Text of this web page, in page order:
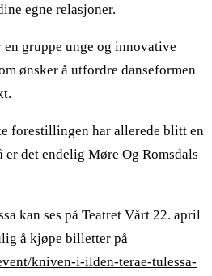
egne relasjoner.
gruppe unge og innovative
ønsker å utfordre danseformen
forestillingen har allerede blitt en
er det endelig Møre Og Romsdals
kan ses på Teatret Vårt 22. april
å kjøpe billetter på
kniven-i-ilden-terae-tulessa-